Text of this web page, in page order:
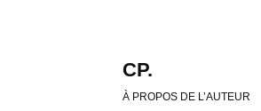
CP.
À PROPOS DE L’AUTEUR